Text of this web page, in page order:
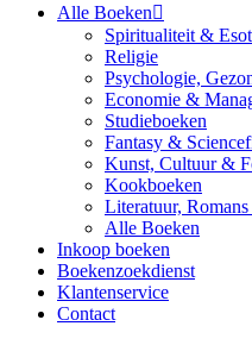
Alle Boeken
Spiritualiteit &
Religie
Psychologie,
Economie &
Studieboeken
Fantasy &
Kunst, Cultuur &
Kookboeken
Literatuur,
Alle Boeken
Inkoop boeken
Boekenzoekdienst
Klantenservice
Contact